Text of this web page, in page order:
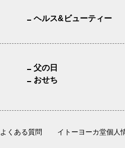
ヘルス&ビューティー
父の日
おせち
よくある質問 イトーヨーカ堂個人